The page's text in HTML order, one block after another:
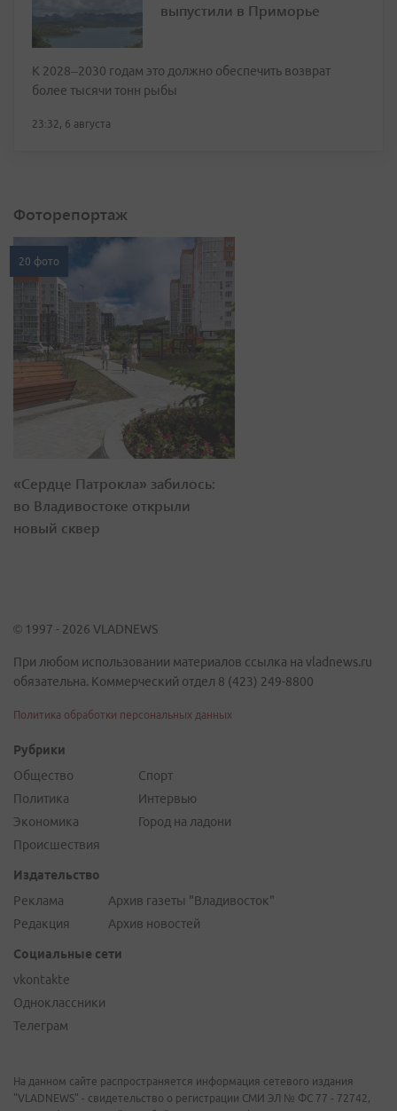
выпустили в Приморье
К 2028–2030 годам это должно обеспечить возврат
более тысячи тонн рыбы
23:32, 6 августа
Фоторепортаж
20 фото
«Сердце Патрокла» забилось:
во Владивостоке открыли
новый сквер
© 1997 - 2026 VLADNEWS
При любом использовании материалов ссылка на vladnews.ru
обязательна. Коммерческий отдел 8 (423) 249-8800
Политика обработки персональных данных
Рубрики
Общество
Политика
Экономика
Происшествия
Спорт
Интервью
Город на ладони
Издательство
Реклама
Редакция
Архив газеты "Владивосток"
Архив новостей
Социальные сети
vkontakte
Одноклассники
Телеграм
На данном сайте распространяется информация сетевого издания
"VLADNEWS" - свидетельство о регистрации СМИ ЭЛ № ФС 77 - 72742,